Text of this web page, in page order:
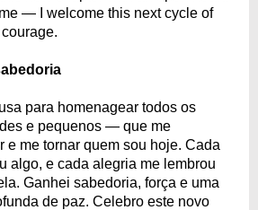
— I welcome this next cycle of
para homenagear todos os
e pequenos — que me
e me tornar quem sou hoje. Cada
algo, e cada alegria me lembrou
Ganhei sabedoria, força e uma
de paz. Celebro este novo